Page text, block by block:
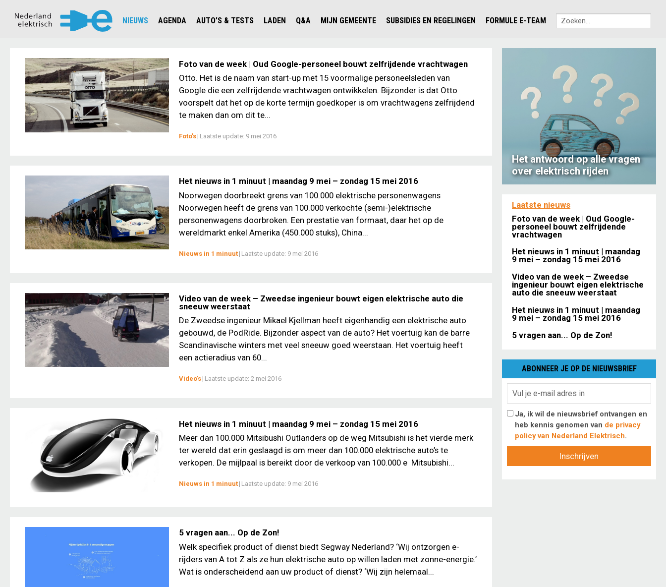
NIEUWS
CIJFERS EN STATISTIEKEN EV'S IN NEDERLAND
AANMELDEN NIEUWSBRIEF
AGENDA
AUTO’S & TESTS
JOUW VOLGENDE AUTO ELEKTRISCH?
LADEN
Q&A
OPLADEN
SLIM LADEN
VEILIGHEID
MIJN GEMEENTE
VVE
SUBSIDIES EN REGELINGEN FORMULE E-TEAM
Foto van de week | Oud Google-personeel bouwt zelfrijdende vrachtwagen
Otto. Het is de naam van start-up met 15 voormalige personeelsleden van
Google die een zelfrijdende vrachtwagen ontwikkelen. Bijzonder is dat Otto
voorspelt dat het op de korte termijn goedkoper is om vrachtwagens zelfrijdend
te maken dan om dit te...
Foto's | Laatste update: 9 mei 2016
Het nieuws in 1 minuut | maandag 9 mei – zondag 15 mei 2016
Noorwegen doorbreekt grens van 100.000 elektrische personenwagens
Noorwegen heeft de grens van 100.000 verkochte (semi-)elektrische
personenwagens doorbroken. Een prestatie van formaat, daar het op de
wereldmarkt enkel Amerika (450.000 stuks), China...
Nieuws in 1 minuut | Laatste update: 9 mei 2016
Video van de week – Zweedse ingenieur bouwt eigen elektrische auto die
sneeuw weerstaat
De Zweedse ingenieur Mikael Kjellman heeft eigenhandig een elektrische auto
gebouwd, de PodRide. Bijzonder aspect van de auto? Het voertuig kan de barre
Scandinavische winters met veel sneeuw goed weerstaan. Het voertuig heeft
een actieradius van 60...
Video's | Laatste update: 2 mei 2016
Het nieuws in 1 minuut | maandag 9 mei – zondag 15 mei 2016
Meer dan 100.000 Mitsibushi Outlanders op de weg Mitsubishi is het vierde merk
ter wereld dat erin geslaagd is om meer dan 100.000 elektrische auto’s te
verkopen. De mijlpaal is bereikt door de verkoop van 100.000 e Mitsubishi...
Nieuws in 1 minuut | Laatste update: 9 mei 2016
5 vragen aan... Op de Zon!
Welk specifiek product of dienst biedt Segway Nederland? ‘Wij ontzorgen e-
rijders van A tot Z als ze hun elektrische auto op willen laden met zonne-energie.’
Wat is onderscheidend aan uw product of dienst? ‘Wij zijn helemaal...
Het antwoord op alle vragen
over elektrisch rijden
Laatste nieuws
Foto van de week | Oud Google-
personeel bouwt zelfrijdende
vrachtwagen
Het nieuws in 1 minuut | maandag
9 mei – zondag 15 mei 2016
Video van de week – Zweedse
ingenieur bouwt eigen elektrische
auto die sneeuw weerstaat
Het nieuws in 1 minuut | maandag
9 mei – zondag 15 mei 2016
5 vragen aan... Op de Zon!
ABONNEER JE OP DE NIEUWSBRIEF
Ja, ik wil de nieuwsbrief ontvangen en
heb kennis genomen van de privacy
policy van Nederland Elektrisch.
Inschrijven